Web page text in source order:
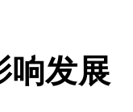
响发展